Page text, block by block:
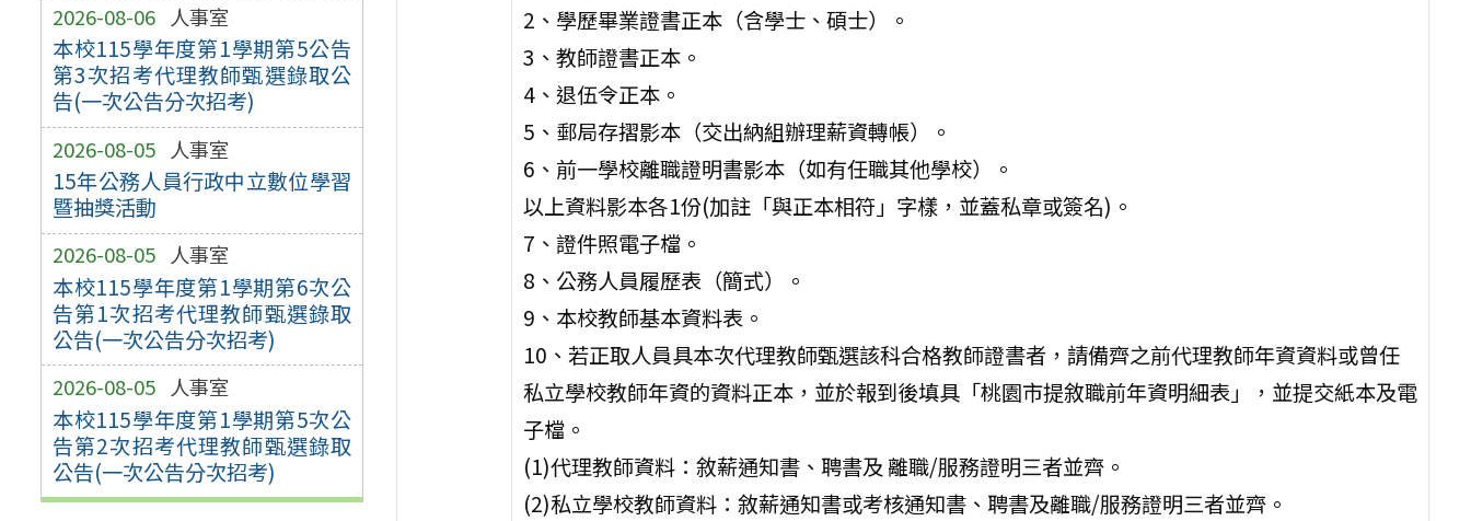
2026-08-06 人事室
本校115學年度第1學期第5公告
第3次招考代理教師甄選錄取公
告(一次公告分次招考)
2026-08-05 人事室
15年公務人員行政中立數位學習
暨抽獎活動
2026-08-05 人事室
本校115學年度第1學期第6次公
告第1次招考代理教師甄選錄取
公告(一次公告分次招考)
2026-08-05 人事室
本校115學年度第1學期第5次公
告第2次招考代理教師甄選錄取
公告(一次公告分次招考)
2、學歷畢業證書正本（含學士、碩士）。
3、教師證書正本。
4、退伍令正本。
5、郵局存摺影本（交出納組辦理薪資轉帳）。
6、前一學校離職證明書影本（如有任職其他學校）。
以上資料影本各1份(加註「與正本相符」字樣，並蓋私章或簽名)。
7、證件照電子檔。
8、公務人員履歷表（簡式）。
9、本校教師基本資料表。
10、若正取人員具本次代理教師甄選該科合格教師證書者，請備齊之前代理教師年資資料或曾任
私立學校教師年資的資料正本，並於報到後填具「桃園市提敘職前年資明細表」，並提交紙本及電
子檔。
(1)代理教師資料：敘薪通知書、聘書及 離職/服務證明三者並齊。
(2)私立學校教師資料：敘薪通知書或考核通知書、聘書及離職/服務證明三者並齊。